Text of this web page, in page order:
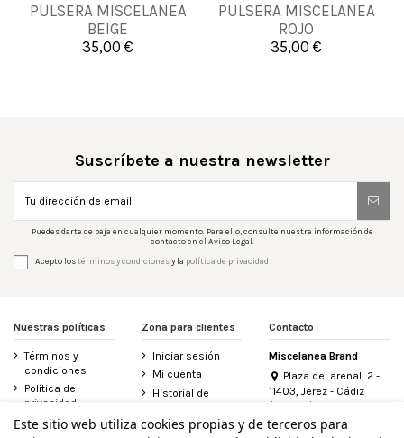
PULSERA MISCELANEA
BEIGE
35,00 €
M
Añadir al carrito
PULSERA MISCELANEA
ROJO
35,00 €
M L XL
Añadir al carrito
Suscríbete a nuestra newsletter
Puedes darte de baja en cualquier momento. Para ello, consulte nuestra información de
contacto en el Aviso Legal.
Acepto lostérminos y condicionesy la política de privacidad
Nuestras políticas
Términos y
condiciones
Política de
privacidad
Aviso legal
Zona para clientes
Iniciar sesión
Mi cuenta
Historial de
Contacte con
Contacto
Miscelanea Brand
Plaza del arenal, 2 -
11403, Jerez - Cádiz
(España)
956 155 340
Este sitio web utiliza cookies propias y de terceros para